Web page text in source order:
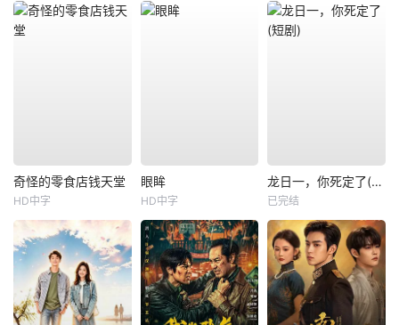
奇怪的零食店钱天堂
HD中字
眼眸
HD中字
龙日一，你死定了(短剧)
已完结